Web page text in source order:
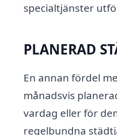
specialtjänster
PLANERAD
En annan fördel
månadsvis
vardag eller för
regelbundna